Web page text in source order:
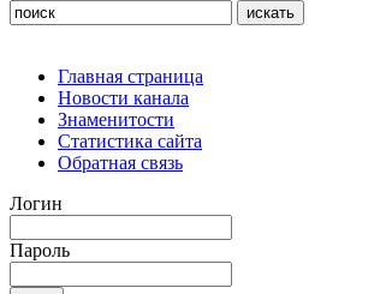
Главная страница
Новости канала
Знаменитости
Статистика сайта
Обратная связь
Логин
Пароль